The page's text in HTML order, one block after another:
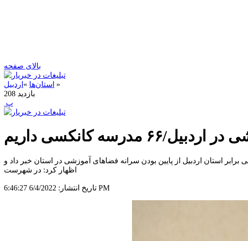
بالای صفحه
استان‌ها » اردبیل
»
208 بازدید
‍ پ
کانکسی داریم
استان اردبیل از پایین بودن سرانه فضاهای آموزشی در استان خبر داد و
اظهار کرد: در شهرست
تاریخ انتشار: 6/4/2022 6:46:27 PM